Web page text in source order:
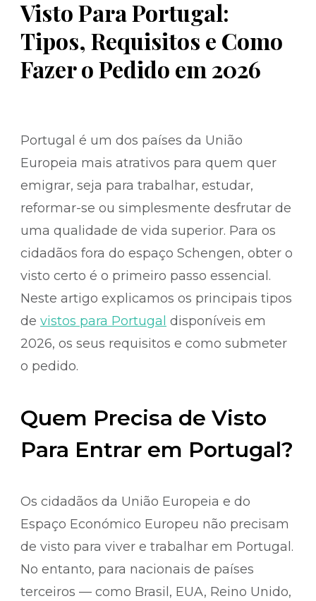
Visto Para Portugal:
Tipos, Requisitos e Como
Fazer o Pedido em 2026
Portugal é um dos países da União
Europeia mais atrativos para quem quer
emigrar, seja para trabalhar, estudar,
reformar-se ou simplesmente desfrutar de
uma qualidade de vida superior. Para os
cidadãos fora do espaço Schengen, obter o
visto certo é o primeiro passo essencial.
Neste artigo explicamos os principais tipos
de vistos para Portugal disponíveis em
2026, os seus requisitos e como submeter
o pedido.
Quem Precisa de Visto
Para Entrar em Portugal?
Os cidadãos da União Europeia e do
Espaço Económico Europeu não precisam
de visto para viver e trabalhar em Portugal.
No entanto, para nacionais de países
terceiros — como Brasil, EUA, Reino Unido,